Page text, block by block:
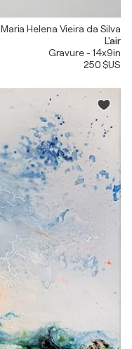
Maria Helena Vieira da Silva
L'air
Gravure - 14x9in
250 $US